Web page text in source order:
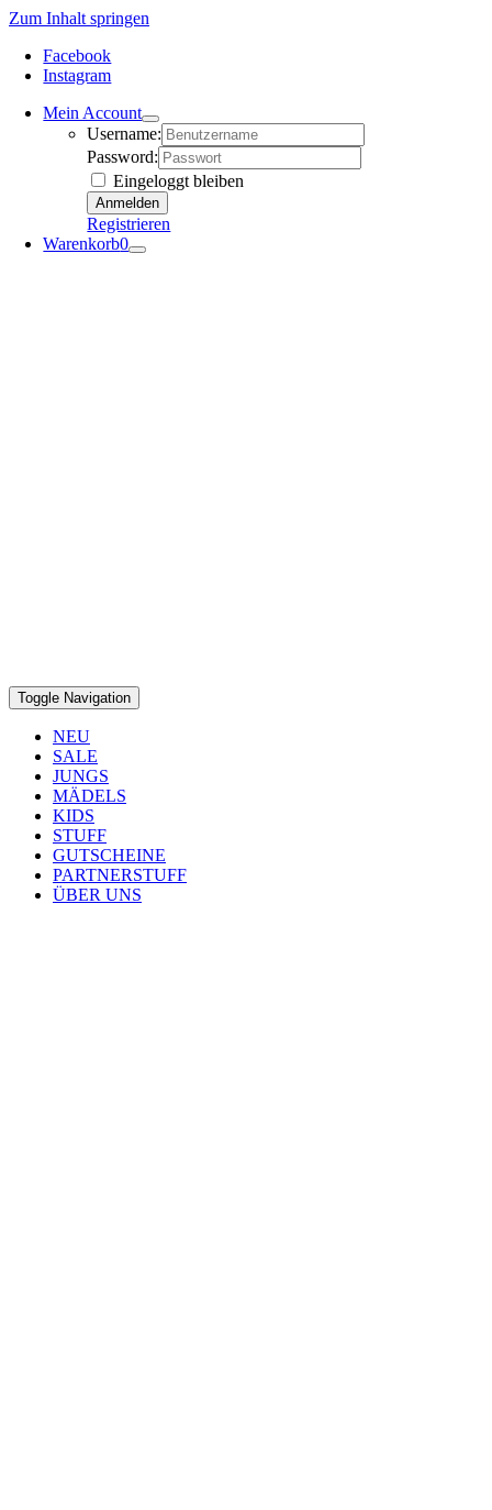
Zum Inhalt springen
Facebook
Instagram
Mein Account
Username:
Password:
Eingeloggt bleiben
Registrieren
Warenkorb0
Toggle Navigation
NEU
SALE
JUNGS
MÄDELS
KIDS
STUFF
GUTSCHEINE
PARTNERSTUFF
ÜBER UNS